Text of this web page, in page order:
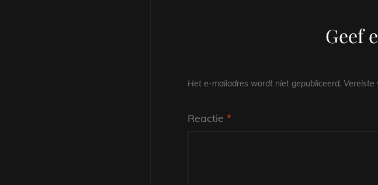
Geef
Het e-mailadres wordt niet gepubliceerd. Vereiste
Reactie *